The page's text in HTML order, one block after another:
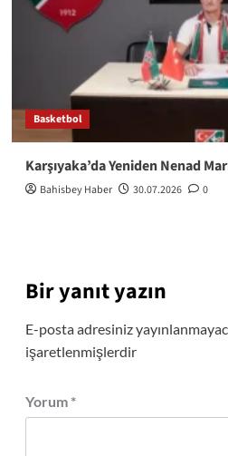
Basketbol
Karşıyaka’da Yeniden Nenad
Bahisbey Haber 30.07.2026 0
Bir yanıt yazın
E-posta adresiniz
işaretlenmişlerdir
Yorum *